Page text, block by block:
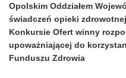
Opolskim Oddziałem
świadczeń opieki
Konkursie Ofert winny
upoważniającej do
Funduszu Zdrowia